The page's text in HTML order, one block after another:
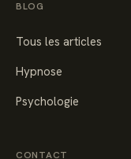
BLOG
Tous les articles
Hypnose
Psychologie
CONTACT